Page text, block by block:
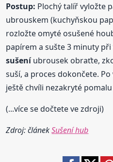
Postup: Plochý talíř vyložte
ubrouskem (kuchyňskou
rozložte omyté osušené
papírem a sušte 3 minuty při
sušeníubrousek obraťte,
suší, a proces dokončete.
ještě chvíli nezakryté
(...více se dočtete ve zdroji)
Zdroj: článekSušení hub